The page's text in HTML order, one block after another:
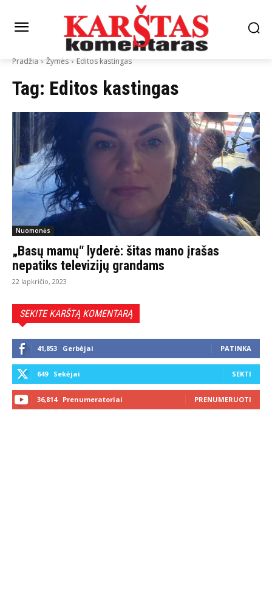
Pradžia Žymės Editos kastingas
Tag: Editos kastingas
Nuomonės
„Basų mamų“ lyderė: šitas mano įrašas
nepatiks televizijų grandams
22 lapkričio, 2023
SEKITE KARŠTĄ KOMENTARĄ
41,853 Gerbėjai PATINKA
649 Sekėjai SEKTI
36,814 Prenumeratoriai PRENUMERUOTI